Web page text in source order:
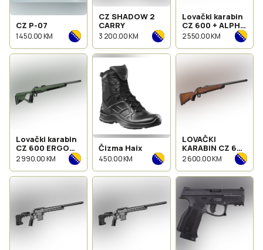
CZ P-07
1 450.00 KM
CZ SHADOW 2
CARRY
3 200.00 KM
Lovački karabin
CZ 600 + ALPHA
cal. 308 WIN
2 550.00 KM
Lovački karabin
CZ 600 ERGO
cal. 30-06 SPRG
2 990.00 KM
Čizma Haix
450.00 KM
LOVAČKI
KARABIN CZ 600
AMERICAN CAL.
2 600.00 KM